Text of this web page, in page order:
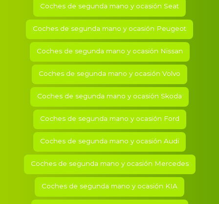
Coches de segunda mano y ocasión Seat
Coches de segunda mano y ocasión Peugeot
Coches de segunda mano y ocasión Nissan
Coches de segunda mano y ocasión Volvo
Coches de segunda mano y ocasión Skoda
Coches de segunda mano y ocasión Ford
Coches de segunda mano y ocasión Audi
Coches de segunda mano y ocasión Mercedes
Coches de segunda mano y ocasión KIA